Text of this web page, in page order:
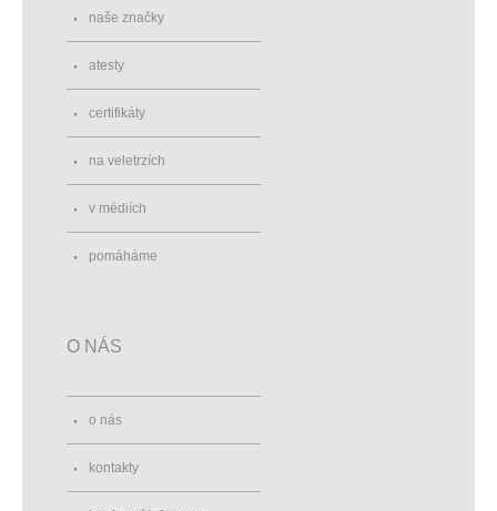
naše značky
atesty
certifikáty
na veletrzích
v médiích
pomáháme
O NÁS
o nás
kontakty